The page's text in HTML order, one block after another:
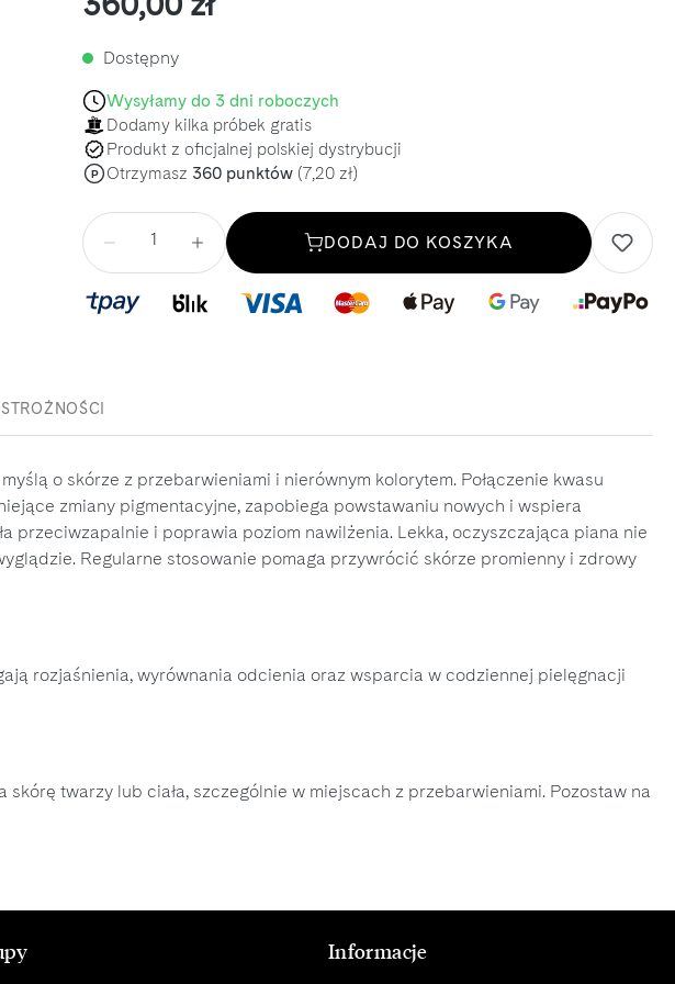
Dostępny
Wysyłamy do 3 dni roboczych
Dodamy kilka próbek gratis
Produkt z oficjalnej polskiej dystrybucji
P Otrzymasz 360 punktów (7,20 zł)
Ilość
DODAJ DO KOSZYKA
o skórze z przebarwieniami i nierównym kolorytem. Połączenie kwasu
zmiany pigmentacyjne, zapobiega powstawaniu nowych i wspiera
przeciwzapalnie i poprawia poziom nawilżenia. Lekka, oczyszczająca piana nie
Regularne stosowanie pomaga przywrócić skórze promienny i zdrowy
rozjaśnienia, wyrównania odcienia oraz wsparcia w codziennej pielęgnacji
twarzy lub ciała, szczególnie w miejscach z przebarwieniami. Pozostaw na
Informacje